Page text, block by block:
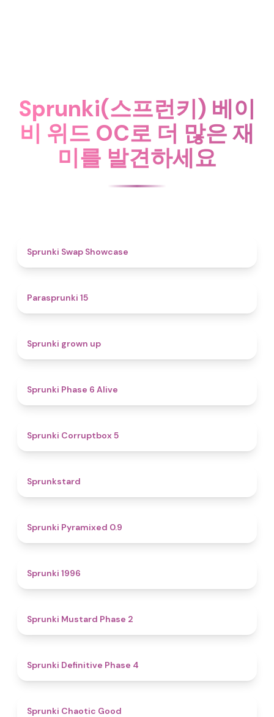
Sprunki(스프런키) 베이
비 위드 OC로 더 많은 재
미를 발견하세요
Sprunki Swap Showcase
Parasprunki 15
Sprunki grown up
Sprunki Phase 6 Alive
Sprunki Corruptbox 5
Sprunkstard
Sprunki Pyramixed 0.9
Sprunki 1996
Sprunki Mustard Phase 2
Sprunki Definitive Phase 4
Sprunki Chaotic Good